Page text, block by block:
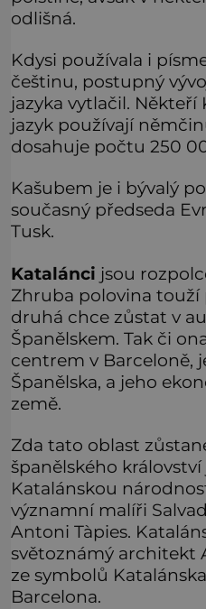
odlišná.
Kdysi používala i
češtinu, postupný
jazyka vytlačil. Někteří
jazyk používají
dosahuje počtu 250
Kašubem je i bývalý
současný předseda
Tusk.
Katalánci jsou
Zhruba polovina touží
druhá chce zůstat v
Španělskem. Tak či
centrem v Barceloně,
Španělska, a jeho
země.
Zda tato oblast
španělského
Katalánskou
významní malíři
Antoni Tàpies.
světoznámý architekt
ze symbolů
Barcelona.